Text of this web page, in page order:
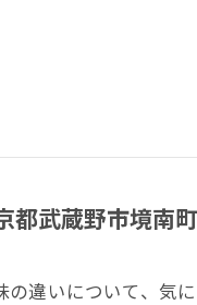
都武蔵野市境南
の違いについて、気